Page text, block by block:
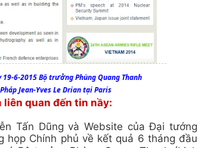
6-2015 Bộ trưởng Phùng Quang Thanh
Jean-Yves Le Driantại Paris
quan đến tin nầy:
Tấn Dũng và Website của Đại tướng
họp Chính phủ về kết quả 6 tháng đầu